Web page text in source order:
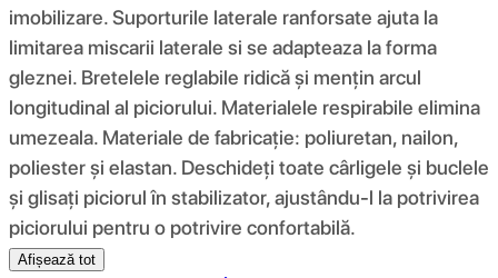
imobilizare. Suporturile laterale ranforsate ajuta la
limitarea miscarii laterale si se adapteaza la forma
gleznei. Bretelele reglabile ridică și mențin arcul
longitudinal al piciorului. Materialele respirabile elimina
umezeala. Materiale de fabricație: poliuretan, nailon,
poliester și elastan. Deschideți toate cârligele și buclele
și glisați piciorul în stabilizator, ajustându-l la potrivirea
piciorului pentru o potrivire confortabilă.
Afișează tot